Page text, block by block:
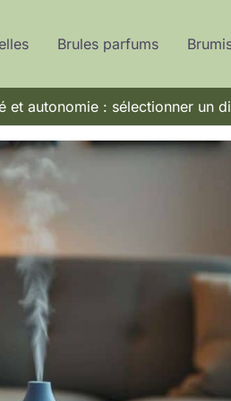
Brules parfums
et autonomie : sélectionner un